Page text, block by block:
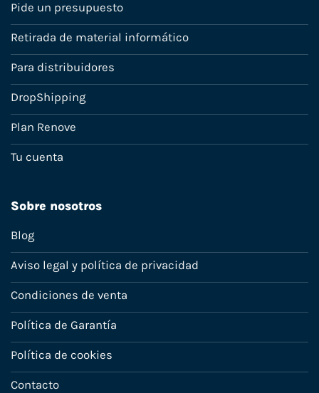
Pide un presupuesto
Retirada de material informático
Para distribuidores
DropShipping
Plan Renove
Tu cuenta
Sobre nosotros
Blog
Aviso legal y política de privacidad
Condiciones de venta
Política de Garantía
Política de cookies
Contacto